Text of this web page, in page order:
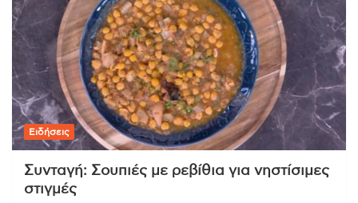
Ειδήσεις
Συνταγή: Σουπιές με ρεβίθια για νηστίσιμες
στιγμές